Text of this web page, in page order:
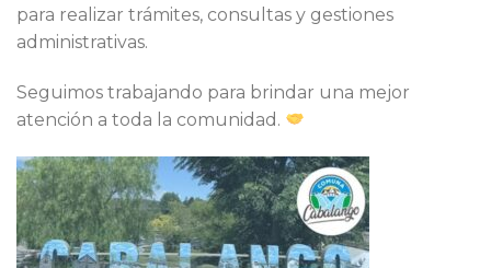
para realizar trámites, consultas y gestiones
administrativas.
Seguimos trabajando para brindar una mejor
atención a toda la comunidad.